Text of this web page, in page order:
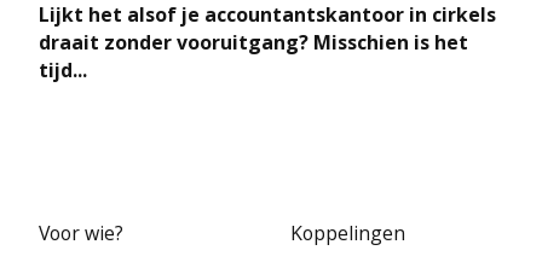
Lijkt het alsof je accountantskantoor in cirkels
draait zonder vooruitgang? Misschien is het
tijd...
Voor wie? Koppelingen